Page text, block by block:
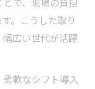
。こうした取り
広い世代が活躍
軟なシフト導入